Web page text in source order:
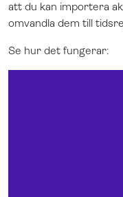
att du kan importera
omvandla dem till
Se hur det fungerar: